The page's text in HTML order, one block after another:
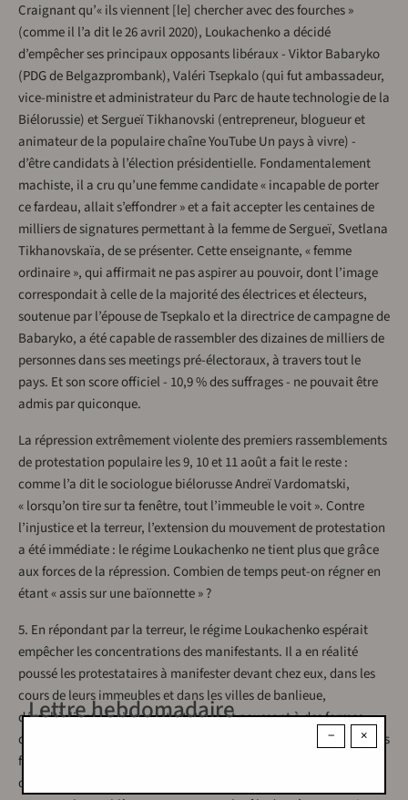
Craignant qu’« ils viennent [le] chercher avec des fourches »
(comme il l’a dit le 26 avril 2020), Loukachenko a décidé
d’empêcher ses principaux opposants libéraux - Viktor Babaryko
(PDG de Belgazprombank), Valéri Tsepkalo (qui fut ambassadeur,
vice-ministre et administrateur du Parc de haute technologie de la
Biélorussie) et Sergueï Tikhanovski (entrepreneur, blogueur et
animateur de la populaire chaîne YouTube Un pays à vivre) -
d’être candidats à l’élection présidentielle. Fondamentalement
machiste, il a cru qu’une femme candidate « incapable de porter
ce fardeau, allait s’effondrer » et a fait accepter les centaines de
milliers de signatures permettant à la femme de Sergueï, Svetlana
Tikhanovskaïa, de se présenter. Cette enseignante, « femme
ordinaire », qui affirmait ne pas aspirer au pouvoir, dont l’image
correspondait à celle de la majorité des électrices et électeurs,
soutenue par l’épouse de Tsepkalo et la directrice de campagne de
Babaryko, a été capable de rassembler des dizaines de milliers de
personnes dans ses meetings pré-électoraux, à travers tout le
pays. Et son score officiel - 10,9 % des suffrages - ne pouvait être
admis par quiconque.
La répression extrêmement violente des premiers rassemblements
de protestation populaire les 9, 10 et 11 août a fait le reste :
comme l’a dit le sociologue biélorusse Andreï Vardomatski,
« lorsqu’on tire sur ta fenêtre, tout l’immeuble le voit ». Contre
l’injustice et la terreur, l’extension du mouvement de protestation
a été immédiate : le régime Loukachenko ne tient plus que grâce
aux forces de la répression. Combien de temps peut-on régner en
étant « assis sur une baïonnette » ?
5. En répondant par la terreur, le régime Loukachenko espérait
empêcher les concentrations des manifestants. Il a en réalité
poussé les protestataires à manifester devant chez eux, dans les
cours de leurs immeubles et dans les villes de banlieue,
démultipliant ainsi les protestations et poussant à des formes
d’auto-organisation locale autour des relations de voisinage - très
fortes car le système bureaucratique de gestion des immeubles et
des services sociaux fonctionne mal et oblige les voisins à régler
×
−
Lettre hebdomadaire